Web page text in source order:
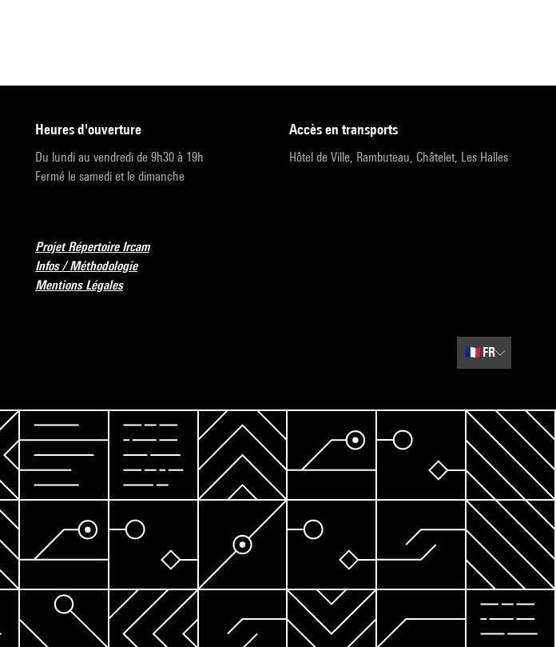
heures d'ouverture
Du lundi au vendredi de 9h30 à 19h
Fermé le samedi et le dimanche
accès en transports
Hôtel de Ville, Rambuteau, Châtelet, Les Halles
Projet Répertoire Ircam
Infos / Méthodologie
Mentions Légales
🇫🇷 FR